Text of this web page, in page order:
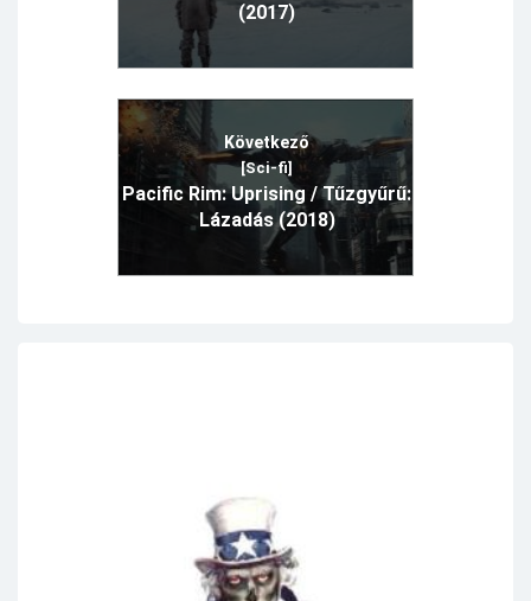
(2017)
Következő
[Sci-fi]
Pacific Rim: Uprising / Tűzgyűrű:
Lázadás (2018)